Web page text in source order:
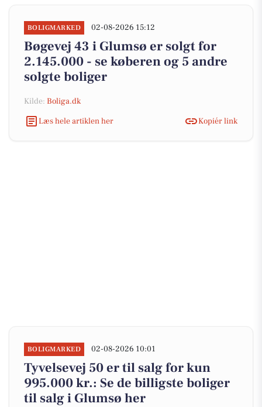
BOLIGMARKED 02-08-2026 15:12
Bøgevej 43 i Glumsø er solgt for
2.145.000 - se køberen og 5 andre
solgte boliger
Kilde: Boliga.dk
Læs hele artiklen her
Kopiér link
BOLIGMARKED 02-08-2026 10:01
Tyvelsevej 50 er til salg for kun
995.000 kr.: Se de billigste boliger
til salg i Glumsø her